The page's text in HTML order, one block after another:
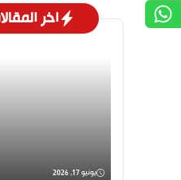
اخر
يونيو 17, 2026